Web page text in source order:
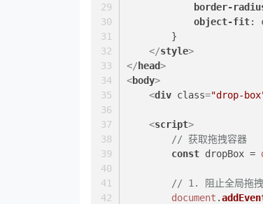
border-
object-fit:
        }
</style>
</ head>
<body>
<div class="drop-
<script>
// 获取拖拽容器
const dropBox =
// 1. 阻止全局拖拽
document .